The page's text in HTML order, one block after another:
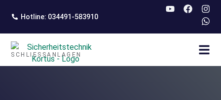
springen
Hotline: 034491-583910
SCHLIESSANLAGEN